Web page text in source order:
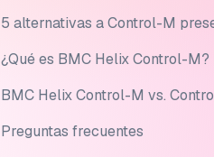
5 alternativas a Control-M
¿Qué es BMC Helix Control-M?
BMC Helix Control-M vs.
Preguntas frecuentes